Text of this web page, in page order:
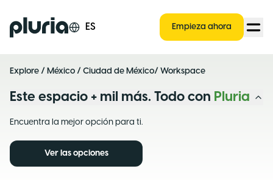
Logo Pluria ES Empieza ahora
Explore / México / Ciudad de México/ Workspace
Este espacio + mil más. Todo con Pluria
Encuentra la mejor opción para ti.
Ver las opciones